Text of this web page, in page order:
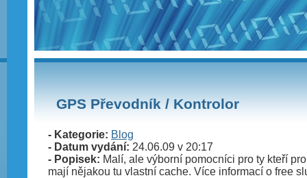
GPS Převodník / Kontrolor
- Kategorie: Blog
- Datum vydání: 24.06.09 v 20:17
- Popisek: Malí, ale výborní pomocníci pro ty kteří
mají nějakou tu vlastní cache. Více informací o free